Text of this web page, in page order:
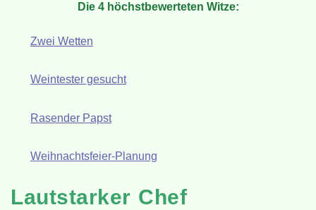
Die 4 höchstbewerteten Witze:
Zwei Wetten
Weintester gesucht
Rasender Papst
Weihnachtsfeier-Planung
Lautstarker Chef